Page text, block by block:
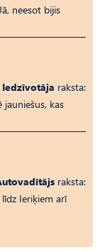
neesot bijis
Iedzīvotāja raksta:
jauniešus, kas
raksta:
līdz Ieriķiem arī